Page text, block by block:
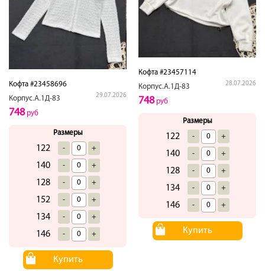
Кофта #23458696
Корпус.А.1Д-83
29.07.2026
748руб
Размеры
122 - +
140 - +
128 - +
152 - +
134 - +
146 - +
Купить
Кофта #23457114
Корпус.А.1Д-83
28.07.2026
748руб
Размеры
122 - +
140 - +
128 - +
134 - +
146 - +
Купить